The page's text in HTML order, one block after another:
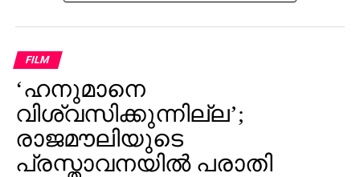
പാര്‍ട്ടിക്ക് ഒരു കുഴപ്പവുമില്ലെന്ന് പറയാന്‍ എം.വി
ഗോവിന്ദന് മാത്രമേ കഴിയൂവെന്നും വി.ഡി സതീശന്‍
പരിഹസിച്ചു. എന്തുകൊണ്ട് ദേവസ്വം ബോര്‍ഡ്
പോറ്റിക്കെതിരെ പരാതി നല്‍കിയില്ലെന്നും പോറ്റി
കുടുങ്ങിയാല്‍ പലരും കുടുങ്ങും എന്ന് സിപിഎമ്മിന്
അറിയാമായിരുന്നുവെന്നും അദ്ദേഹം കൂട്ടിച്ചേര്‍ത്തു.
FILM
‘ഹനുമാനെ
വിശ്വസിക്കുന്നില്ല’;
രാജമൗലിയുടെ
പ്രസ്താവനയില്‍ പരാതി